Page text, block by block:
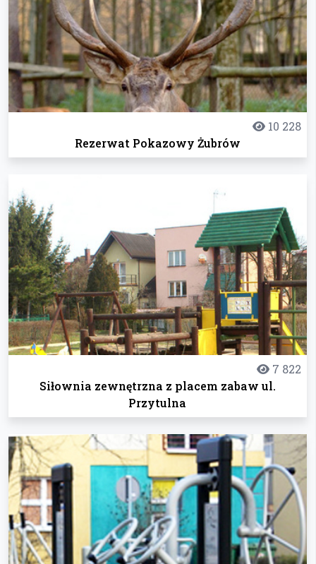
10 228
Rezerwat Pokazowy Żubrów
7 822
Siłownia zewnętrzna z placem zabaw ul.
Przytulna